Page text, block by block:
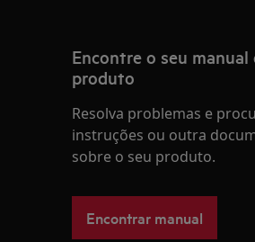
Encontre o seu manual
produto
Resolva problemas e
instruções ou outra
sobre o seu produto.
Encontrar manual